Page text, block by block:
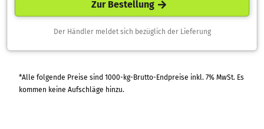
Zur Bestellung
Der Händler meldet sich bezüglich der Lieferung
*Alle folgende Preise sind 1000-kg-Brutto-Endpreise inkl. 7% MwSt. Es
kommen keine Aufschläge hinzu.